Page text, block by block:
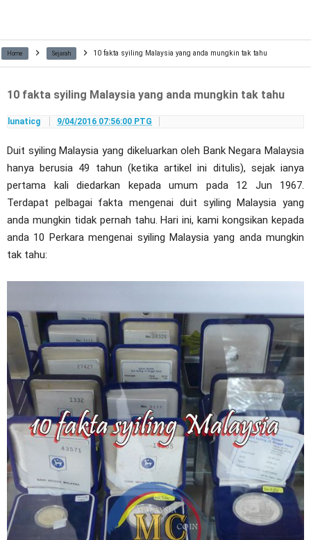
Home Sejarah 10 fakta syiling Malaysia yang anda mungkin tak tahu
10 fakta syiling Malaysia yang anda mungkin tak tahu
lunaticg 9/04/2016 07:56:00 PTG
Duit syiling Malaysia yang dikeluarkan oleh Bank Negara Malaysia
hanya berusia 49 tahun (ketika artikel ini ditulis), sejak ianya
pertama kali diedarkan kepada umum pada 12 Jun 1967.
Terdapat pelbagai fakta mengenai duit syiling Malaysia yang
anda mungkin tidak pernah tahu. Hari ini, kami kongsikan kepada
anda 10 Perkara mengenai syiling Malaysia yang anda mungkin
tak tahu: